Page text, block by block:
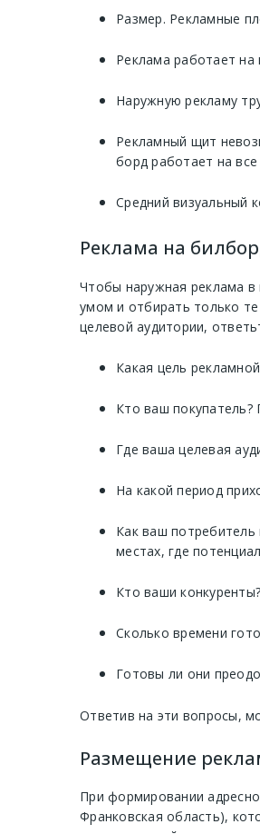
Размер. Рекламные
Реклама работает на
Наружную рекламу
Рекламный щит
борд работает на все
Средний визуальный
Реклама на
Чтобы наружная реклама в
умом и отбирать только
целевой аудитории,
Какая цель
Кто ваш покупатель?
Где ваша целевая
На какой период
Как ваш
местах, где
Кто ваши
Сколько времени
Готовы ли они
Ответив на эти вопросы,
Размещение
При формировании
Франковская область),